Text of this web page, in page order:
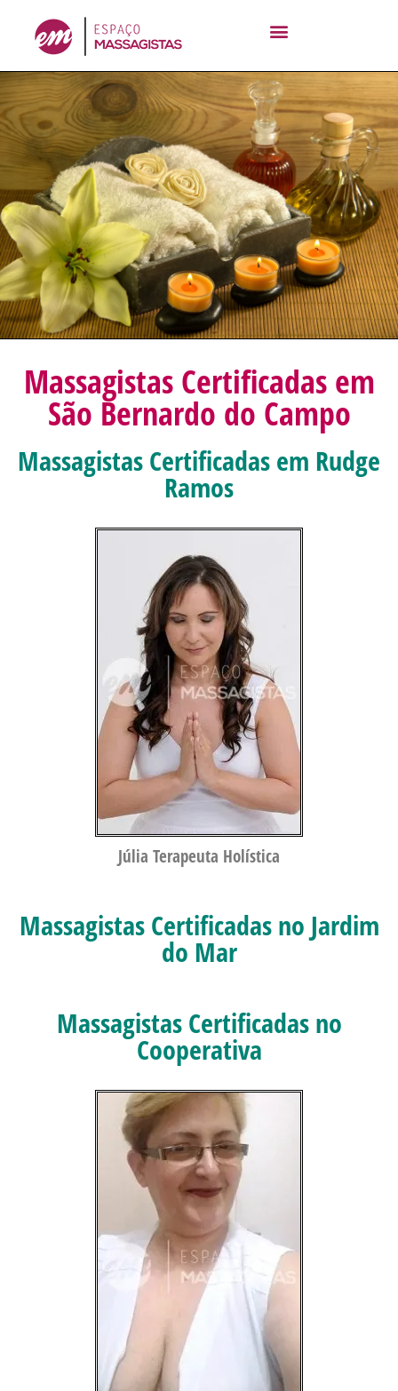
conteúdo
Massagistas Certificadas em
São Bernardo do Campo
Massagistas Certificadas em Rudge
Ramos
Júlia Terapeuta Holística
Massagistas Certificadas no Jardim
do Mar
Massagistas Certificadas no
Cooperativa